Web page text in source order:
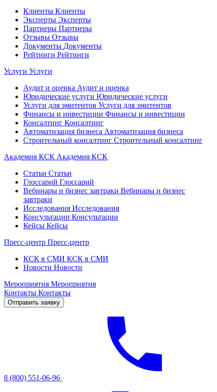
Клиенты Клиенты
Эксперты Эксперты
Партнеры Партнеры
Отзывы Отзывы
Документы Документы
Рейтинги Рейтинги
Услуги Услуги
Аудит и оценка Аудит и оценка
Юридические услуги Юридические услуги
Услуги для эмитентов Услуги для эмитентов
Финансы и инвестиции Финансы и инвестиции
Консалтинг Консалтинг
Автоматизация бизнеса Автоматизация бизнеса
Строительный консалтинг Строительный консалтинг
Академия КСК Академия КСК
Статьи Статьи
Глоссарий Глоссарий
Вебинары и бизнес завтраки Вебинары и бизнес
завтраки
Исследования Исследования
Консультации Консультации
Кейсы Кейсы
Пресс-центр Пресс-центр
КСК в СМИ КСК в СМИ
Новости Новости
Мероприятия Мероприятия
Контакты Контакты
Отправить заявку
8 (800) 551-06-96